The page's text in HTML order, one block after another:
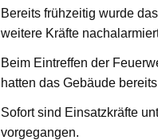
Bereits frühzeitig wurde
weitere Kräfte
Beim Eintreffen der
hatten das Gebäude
Sofort sind Einsatzkräfte
vorgegangen.